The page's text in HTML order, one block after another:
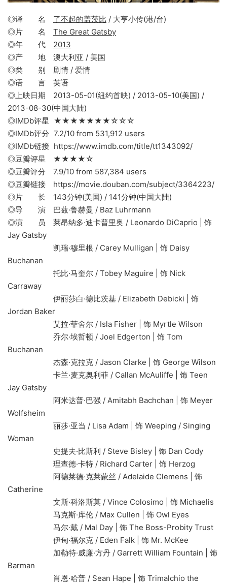
◎译 名 了不起的盖茨比 / 大亨小传(港/台)
◎片 名 The Great Gatsby
◎年 代 2013
◎产 地 澳大利亚 / 美国
◎类 别 剧情 / 爱情
◎语 言 英语
◎上映日期 2013-05-01(纽约首映) / 2013-05-10(美国) /
2013-08-30(中国大陆)
◎IMDb评星 ★★★★★★★☆☆☆
◎IMDb评分 7.2/10 from 531,912 users
◎IMDb链接 https://www.imdb.com/title/tt1343092/
◎豆瓣评星 ★★★★☆
◎豆瓣评分 7.9/10 from 587,384 users
◎豆瓣链接 https://movie.douban.com/subject/3364223/
◎片 长 143分钟(美国) / 141分钟(中国大陆)
◎导 演 巴兹·鲁赫曼 / Baz Luhrmann
◎演 员 莱昂纳多·迪卡普里奥 / Leonardo DiCaprio | 饰
Jay Gatsby
凯瑞·穆里根 / Carey Mulligan | 饰 Daisy
Buchanan
托比·马奎尔 / Tobey Maguire | 饰 Nick
Carraway
伊丽莎白·德比茨基 / Elizabeth Debicki | 饰
Jordan Baker
艾拉·菲舍尔 / Isla Fisher | 饰 Myrtle Wilson
乔尔·埃哲顿 / Joel Edgerton | 饰 Tom
Buchanan
杰森·克拉克 / Jason Clarke | 饰 George Wilson
卡兰·麦克奥利菲 / Callan McAuliffe | 饰 Teen
Jay Gatsby
阿米达普·巴强 / Amitabh Bachchan | 饰 Meyer
Wolfsheim
丽莎·亚当 / Lisa Adam | 饰 Weeping / Singing
Woman
史提夫·比斯利 / Steve Bisley | 饰 Dan Cody
理查德·卡特 / Richard Carter | 饰 Herzog
阿德莱德·克莱蒙丝 / Adelaide Clemens | 饰
Catherine
文斯·科洛斯莫 / Vince Colosimo | 饰 Michaelis
马克斯·库伦 / Max Cullen | 饰 Owl Eyes
马尔·戴 / Mal Day | 饰 The Boss-Probity Trust
伊甸·福尔克 / Eden Falk | 饰 Mr. McKee
加勒特·威廉·方丹 / Garrett William Fountain | 饰
Barman
肖恩·哈普 / Sean Hape | 饰 Trimalchio the